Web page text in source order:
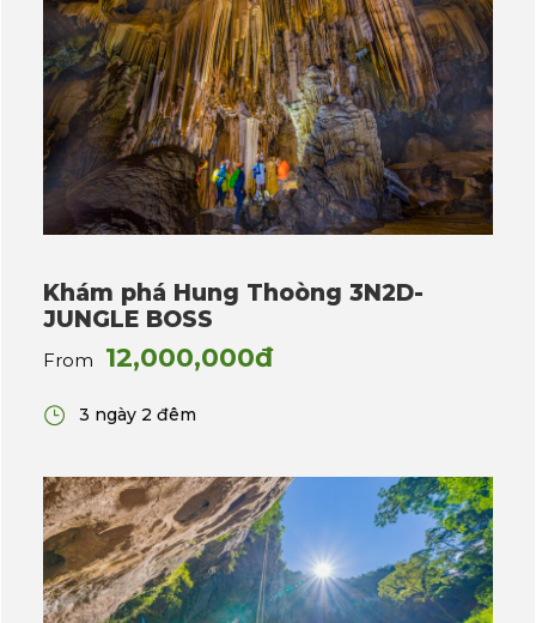
Khám phá Hung Thoòng 3N2D-
JUNGLE BOSS
From 12,000,000đ
3 ngày 2 đêm